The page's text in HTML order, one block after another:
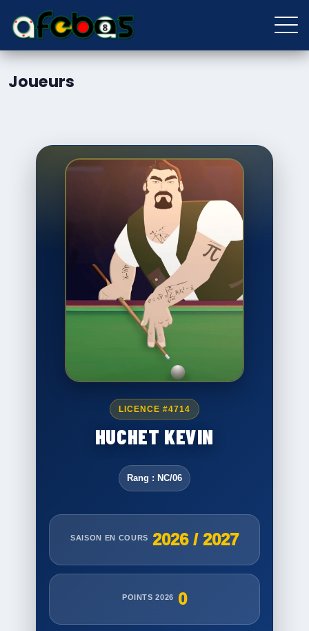
Joueurs
LICENCE #4714
HUCHET KEVIN
Rang : NC/06
SAISON EN COURS 2026 / 2027
POINTS 2026 0